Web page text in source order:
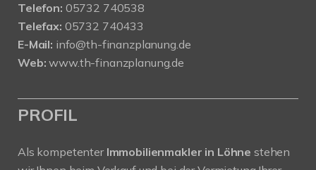
Telefon: 05732 740538
Telefax: 05732 740433
E-Mail: info@th-finanzplanung.de
Web: www.th-finanzplanung.de
PROFIL
Als kompetenter Immobilienmakler in Löhne stehen